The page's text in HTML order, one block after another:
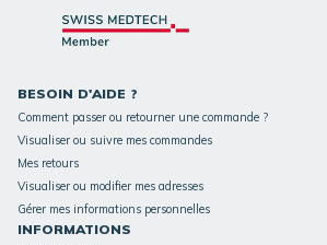
BESOIN D'AIDE ?
Comment passer ou retourner une commande ?
Visualiser ou suivre mes commandes
Mes retours
Visualiser ou modifier mes adresses
Gérer mes informations personnelles
INFORMATIONS